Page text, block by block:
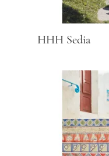
HHH Sedia